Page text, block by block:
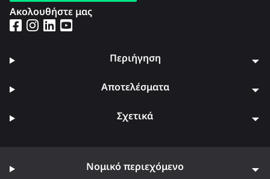
Ακολουθήστε μας
Περιήγηση
Αποτελέσματα
Σχετικά
Νομικό περιεχόμενο